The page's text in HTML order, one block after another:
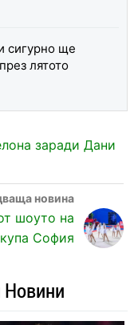
сигурно ще
лятото
заради Дани
шоуто на
София